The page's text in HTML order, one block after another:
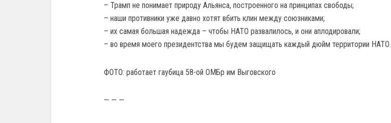
– Трамп не понимает природу Альянса, построенного на принципах свободы;
– наши противники уже давно хотят вбить клин между союзниками;
– их самая большая надежда – чтобы НАТО развалилось, и они аплодировали;
– во время моего президентства мы будем защищать каждый дюйм территории НАТО.
ФОТО: работает гаубица 58-ой ОМБр им Выговского
— — —